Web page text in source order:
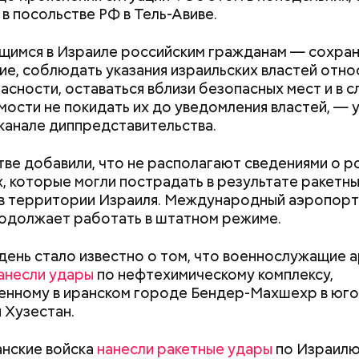
посольстве РФ в Тель-Авиве.
в Израиле российским гражданам —
соблюдать указания израильских властей
оставаться вблизи безопасных мест и в
не покидать их до уведомления властей, —
диппредставительства.
добавили, что не располагают сведениями о
которые могли пострадать в результате
территории Израиля. Международный
работать в штатном режиме.
стало известно о том, что военнослужащие
удары по нефтехимическому комплексу,
в иранском городе Бендер-Махшехр в
войска нанесли ракетные удары по
воды здесь круглый год составляет 36
в этих источниках приятно и к тому же
быть осторожным: ходить здесь можно только
душа.
женщина устроилась в больницу в городе Виши,
и старикам, где трудилась 28 лет. В конце
монастырь в Савойе, а в 2009 году в возрасте
другой монастырь в Тулоне. Однако в 2010-х
и прикованной к инвалидному креслу, из-за
переехать в дом престарелых. В 2021 году
19, однако болезнь протекала
17 января 2023 года Люсиль Рандон
не дожив до 119 лет.
Стресс живет в теле: четыре
простые техники, которые
Новый
долголетия и